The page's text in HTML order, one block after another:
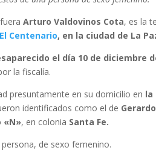
fueraArturo Valdovinos Cota, es la
El Centenario, en la ciudad de La
el día 10 de diciembre
la fiscalía.
presuntamente en su domicilio en la
identificados como el de
«N», en colonia Santa Fe.
de sexo femenino.